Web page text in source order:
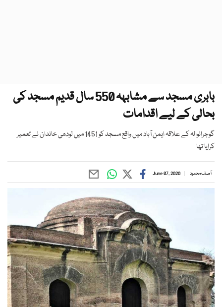
بابری مسجد سے مشابہہ 550 سال قدیم مسجد کی
بحالی کے لیے اقدامات
گوجرانوالہ کے علاقہ ایمن آباد میں واقع مسجد کو 1451 میں لودھی خاندان نے تعمیر
کرایا تھا
آصف محمود June 07, 2020